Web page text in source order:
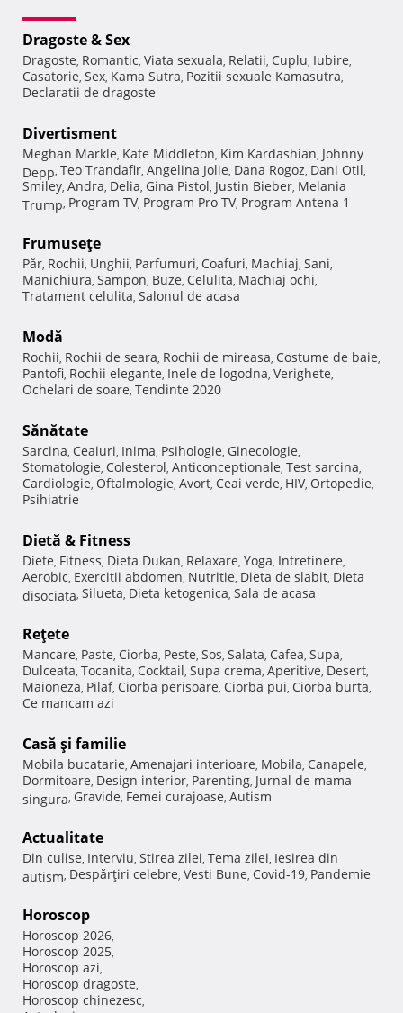
Dragoste & Sex
Dragoste, Romantic, Viata sexuala, Relatii, Cuplu, Iubire,
Casatorie, Sex, Kama Sutra, Pozitii sexuale Kamasutra,
Declaratii de dragoste
Divertisment
Meghan Markle, Kate Middleton, Kim Kardashian, Johnny
Depp, Teo Trandafir, Angelina Jolie, Dana Rogoz, Dani Otil,
Smiley, Andra, Delia, Gina Pistol, Justin Bieber, Melania
Trump, Program TV, Program Pro TV, Program Antena 1
Frumuseţe
Păr, Rochii, Unghii, Parfumuri, Coafuri, Machiaj, Sani,
Manichiura, Sampon, Buze, Celulita, Machiaj ochi,
Tratament celulita, Salonul de acasa
Modă
Rochii, Rochii de seara, Rochii de mireasa, Costume de baie,
Pantofi, Rochii elegante, Inele de logodna, Verighete,
Ochelari de soare, Tendinte 2020
Sănătate
Sarcina, Ceaiuri, Inima, Psihologie, Ginecologie,
Stomatologie, Colesterol, Anticonceptionale, Test sarcina,
Cardiologie, Oftalmologie, Avort, Ceai verde, HIV, Ortopedie,
Psihiatrie
Dietă & Fitness
Diete, Fitness, Dieta Dukan, Relaxare, Yoga, Intretinere,
Aerobic, Exercitii abdomen, Nutritie, Dieta de slabit, Dieta
disociata, Silueta, Dieta ketogenica, Sala de acasa
Reţete
Mancare, Paste, Ciorba, Peste, Sos, Salata, Cafea, Supa,
Dulceata, Tocanita, Cocktail, Supa crema, Aperitive, Desert,
Maioneza, Pilaf, Ciorba perisoare, Ciorba pui, Ciorba burta,
Ce mancam azi
Casă şi familie
Mobila bucatarie, Amenajari interioare, Mobila, Canapele,
Dormitoare, Design interior, Parenting, Jurnal de mama
singura, Gravide, Femei curajoase, Autism
Actualitate
Din culise, Interviu, Stirea zilei, Tema zilei, Iesirea din
autism, Despărţiri celebre, Vesti Bune, Covid-19, Pandemie
Horoscop
Horoscop 2026,
Horoscop 2025,
Horoscop azi,
Horoscop dragoste,
Horoscop chinezesc,